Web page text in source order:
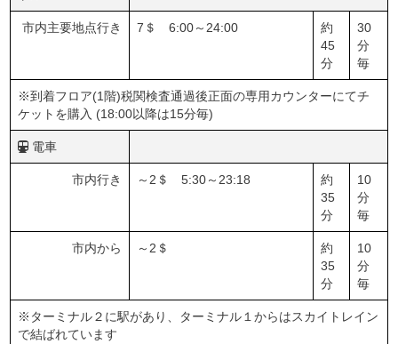
市内主要地点行き 7＄ 6:00～24:00
約
45
分
30
分
毎
※到着フロア(1階)税関検査通過後正面の専用カウンターにてチ
ケットを購入 (18:00以降は15分毎)
電車
市内行き ～2＄ 5:30～23:18
約
35
分
10
分
毎
市内から ～2＄
約
35
分
10
分
毎
※ターミナル２に駅があり、ターミナル１からはスカイトレイン
で結ばれています